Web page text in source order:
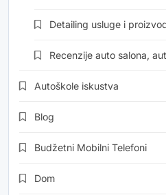
Detailing usluge i
Recenzije auto salona,
Autoškole iskustva
Blog
Budžetni Mobilni Telefoni
Dom